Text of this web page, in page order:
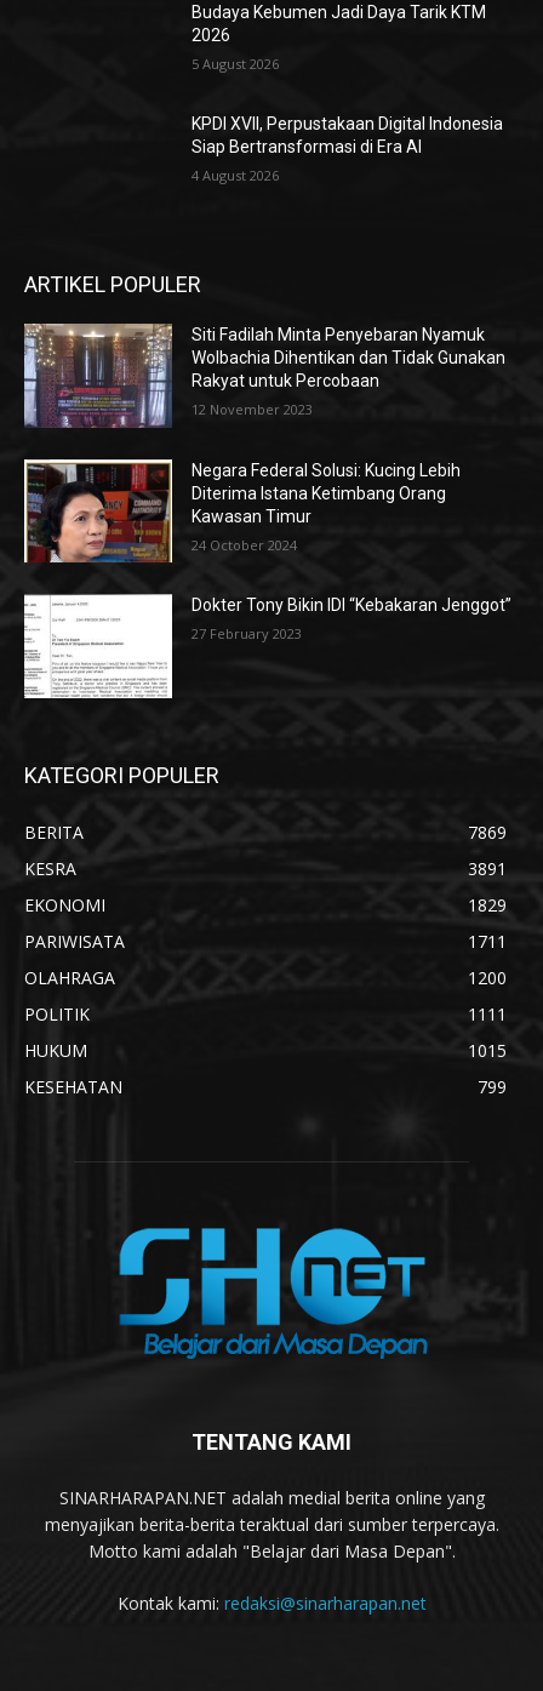
Budaya Kebumen Jadi Daya Tarik KTM
2026
5 August 2026
KPDI XVII, Perpustakaan Digital Indonesia
Siap Bertransformasi di Era AI
4 August 2026
ARTIKEL POPULER
Siti Fadilah Minta Penyebaran Nyamuk
Wolbachia Dihentikan dan Tidak Gunakan
Rakyat untuk Percobaan
12 November 2023
Negara Federal Solusi: Kucing Lebih
Diterima Istana Ketimbang Orang
Kawasan Timur
24 October 2024
Dokter Tony Bikin IDI “Kebakaran Jenggot”
27 February 2023
KATEGORI POPULER
BERITA
7869
KESRA
3891
EKONOMI
1829
PARIWISATA
1711
OLAHRAGA
1200
POLITIK
1111
HUKUM
1015
KESEHATAN
799
TENTANG KAMI
SINARHARAPAN.NET adalah medial berita online yang
menyajikan berita-berita teraktual dari sumber terpercaya.
Motto kami adalah "Belajar dari Masa Depan".
Kontak kami: redaksi@sinarharapan.net